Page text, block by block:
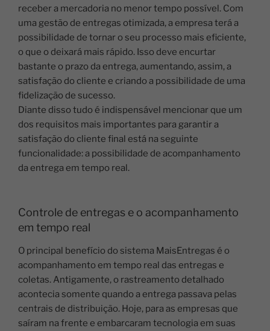
receber a mercadoria no menor tempo possível. Com
uma gestão de entregas otimizada, a empresa terá a
possibilidade de tornar o seu processo mais eficiente,
o que o deixará mais rápido. Isso deve encurtar
bastante o prazo da entrega, aumentando, assim, a
satisfação do cliente e criando a possibilidade de uma
fidelização de sucesso.
Diante disso tudo é indispensável mencionar que um
dos requisitos mais importantes para garantir a
satisfação do cliente final está na seguinte
funcionalidade: a possibilidade de acompanhamento
da entrega em tempo real.
Controle de entregas e o acompanhamento
em tempo real
O principal benefício do sistema MaisEntregas é o
acompanhamento em tempo real das entregas e
coletas. Antigamente, o rastreamento detalhado
acontecia somente quando a entrega passava pelas
centrais de distribuição. Hoje, para as empresas que
saíram na frente e embarcaram tecnologia em suas